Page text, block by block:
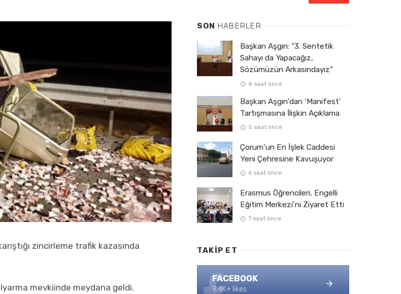
zincirleme trafik kazasında
mevkiinde meydana geldi.
SON HABERLER
Başkan Aşgın: “3. Sentetik
Sahayı da Yapacağız,
Sözümüzün Arkasındayız”
4 saat önce
Başkan Aşgın’dan ‘Manifest’
Tartışmasına İlişkin Açıklama
5 saat önce
Çorum’un En İşlek Caddesi
Yeni Çehresine Kavuşuyor
6 saat önce
Erasmus Öğrencileri, Engelli
Eğitim Merkezi’ni Ziyaret Etti
7 saat önce
TAKIP ET
FACEBOOK
9.4K+ likes